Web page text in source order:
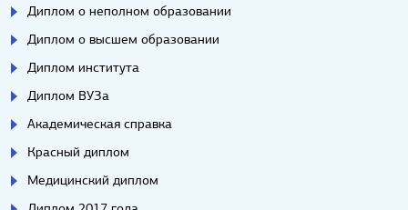
Диплом о неполном образовании
Диплом о высшем образовании
Диплом института
Диплом ВУЗа
Академическая справка
Красный диплом
Медицинский диплом